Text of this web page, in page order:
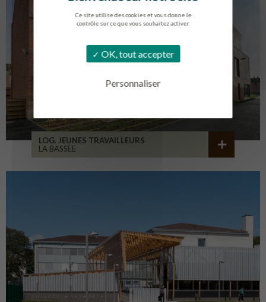
Ce site utilise des cookies et vous donne le
contrôle sur ce que vous souhaitez activer.
OK, tout accepter
Personnaliser
LOG. JEUNES TRAVAILLEURS
LA BASSEE